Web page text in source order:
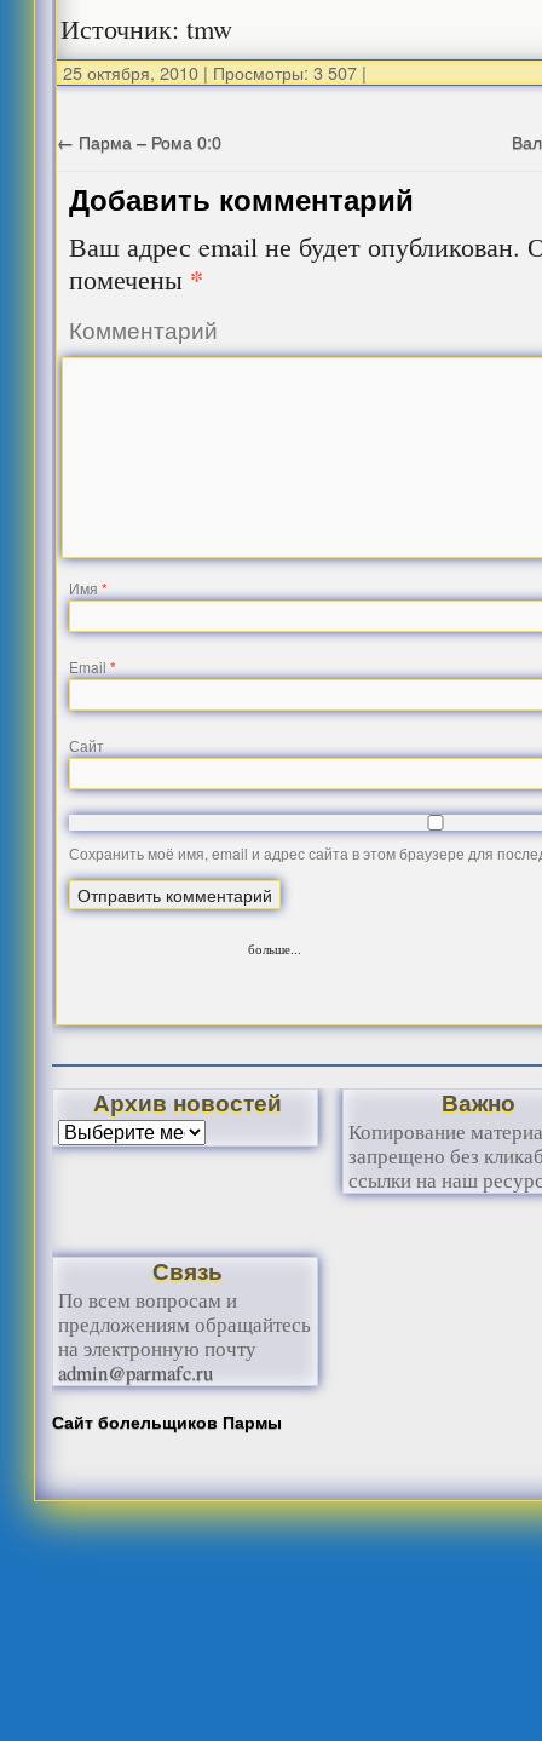
Источник: tmw
25 октября, 2010 | Просмотры: 3 507 |
← Парма – Рома 0:0
Добавить комментарий
Ваш адрес email не будет опубликован.
помечены *
Комментарий
Имя*
Email*
Сайт
Сохранить моё имя, email и адрес сайта в этом браузере для
больше...
Архив новостей Важно
Копирование
запрещено без
ссылки на наш
Связь
По всем вопросам и
предложениям обращайтесь
на электронную почту
admin@parmafc.ru
Сайт болельщиков Пармы